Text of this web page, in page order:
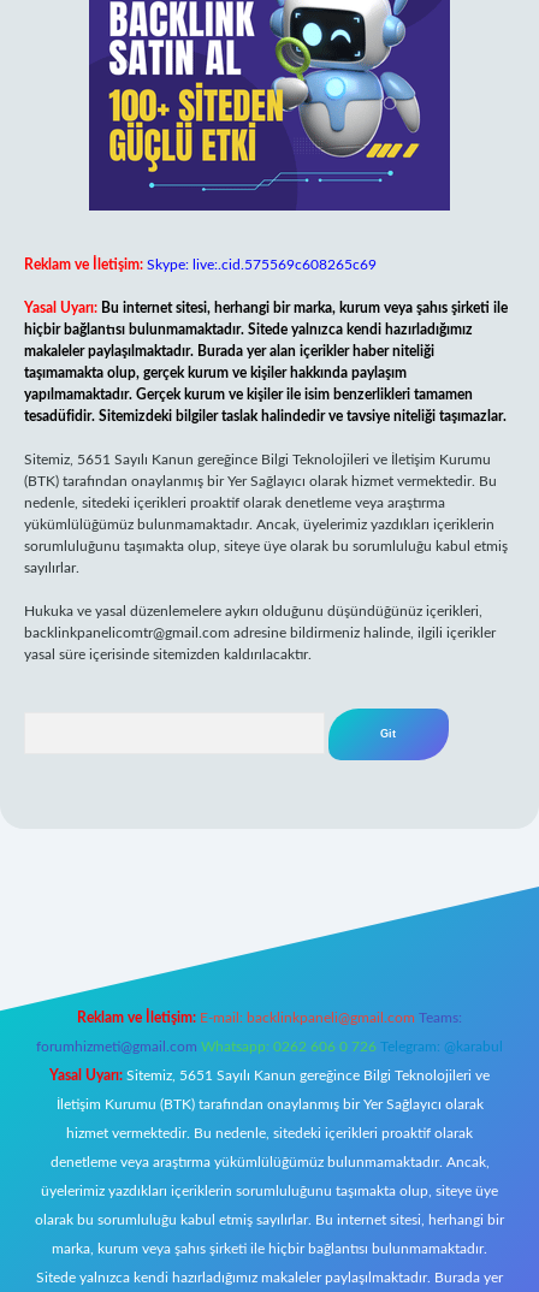
Reklam ve İletişim: Skype: live:.cid.575569c608265c69
Yasal Uyarı: Bu internet sitesi, herhangi bir marka, kurum veya şahıs şirketi ile
hiçbir bağlantısı bulunmamaktadır. Sitede yalnızca kendi hazırladığımız
makaleler paylaşılmaktadır. Burada yer alan içerikler haber niteliği
taşımamakta olup, gerçek kurum ve kişiler hakkında paylaşım
yapılmamaktadır. Gerçek kurum ve kişiler ile isim benzerlikleri tamamen
tesadüfidir. Sitemizdeki bilgiler taslak halindedir ve tavsiye niteliği taşımazlar.
Sitemiz, 5651 Sayılı Kanun gereğince Bilgi Teknolojileri ve İletişim Kurumu
(BTK) tarafından onaylanmış bir Yer Sağlayıcı olarak hizmet vermektedir. Bu
nedenle, sitedeki içerikleri proaktif olarak denetleme veya araştırma
yükümlülüğümüz bulunmamaktadır. Ancak, üyelerimiz yazdıkları içeriklerin
sorumluluğunu taşımakta olup, siteye üye olarak bu sorumluluğu kabul etmiş
sayılırlar.
Hukuka ve yasal düzenlemelere aykırı olduğunu düşündüğünüz içerikleri,
backlinkpanelicomtr@gmail.com adresine bildirmeniz halinde, ilgili içerikler
yasal süre içerisinde sitemizden kaldırılacaktır.
Reklam ve İletişim: E-mail: backlinkpaneli@gmail.com Teams:
forumhizmeti@gmail.com Whatsapp: 0262 606 0 726 Telegram: @karabul
Yasal Uyarı: Sitemiz, 5651 Sayılı Kanun gereğince Bilgi Teknolojileri ve
İletişim Kurumu (BTK) tarafından onaylanmış bir Yer Sağlayıcı olarak
hizmet vermektedir. Bu nedenle, sitedeki içerikleri proaktif olarak
denetleme veya araştırma yükümlülüğümüz bulunmamaktadır. Ancak,
üyelerimiz yazdıkları içeriklerin sorumluluğunu taşımakta olup, siteye üye
olarak bu sorumluluğu kabul etmiş sayılırlar. Bu internet sitesi, herhangi bir
marka, kurum veya şahıs şirketi ile hiçbir bağlantısı bulunmamaktadır.
Sitede yalnızca kendi hazırladığımız makaleler paylaşılmaktadır. Burada yer